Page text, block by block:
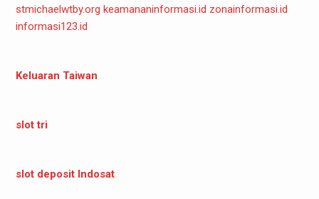
stmichaelwtby.org keamananinformasi.id zonainformasi.id
informasi123.id
Keluaran Taiwan
slot tri
slot deposit Indosat